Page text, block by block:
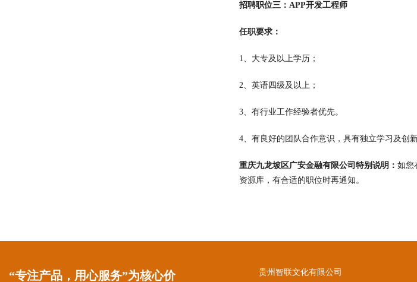
招聘职位三：APP开发工程师
任职要求：
1、大专及以上学历；
2、英语四级及以上；
3、有行业工作经验者优先。
4、有良好的团队合作意识，具有独立学习及创新
重庆九龙坡区广安金融有限公司特别说明： 如您
资源库，有合适的职位时再通知。
“专注产品，用心服务”为核心价 贵州智联文化有限公司